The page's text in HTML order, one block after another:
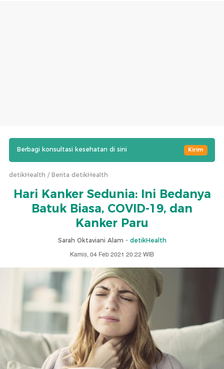
Berbagi konsultasi kesehatan di sini Kirim
detikHealth Berita detikHealth
Hari Kanker Sedunia: Ini Bedanya
Batuk Biasa, COVID-19, dan
Kanker Paru
Sarah Oktaviani Alam - detikHealth
Kamis, 04 Feb 2021 20:22 WIB